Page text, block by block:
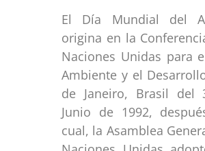
El Día Mundial del
origina en la
Naciones Unidas para
Ambiente y el
de Janeiro, Brasil del
Junio de 1992,
cual, la Asamblea